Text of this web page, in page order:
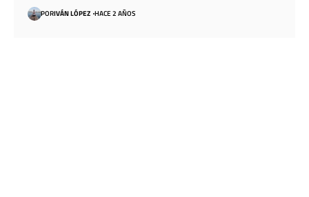
PORIVÁN LÓPEZ HACE 2 AÑOS